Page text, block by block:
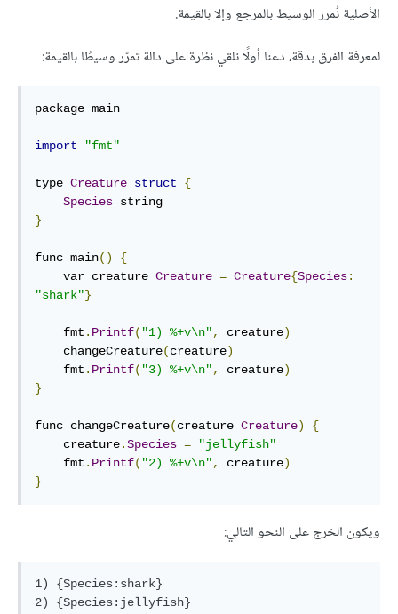
الأصلية نُمرر الوسيط بالمرجع وإلا بالقيمة.
لمعرفة الفرق بدقة، دعنا أولًا نلقي نظرة على دالة تمرّر وسيطًا بالقيمة:
package main
import "fmt"
type Creature struct
{
Species
}
func main()
{
    var creature
Creature = Creature{Species:
"shark"}
    fmt
. Printf( "1) %+v\n", creature)
    changeCreature
(creature)
    fmt
. Printf( "3) %+v\n", creature)
}
func changeCreature(creature Creature)
{
    creature
.Species =
"jellyfish"
    fmt
. Printf( "2) %+v\n", creature)
}
ويكون الخرج على النحو التالي:
1) {Species:shark}
2) {Species:jellyfish}